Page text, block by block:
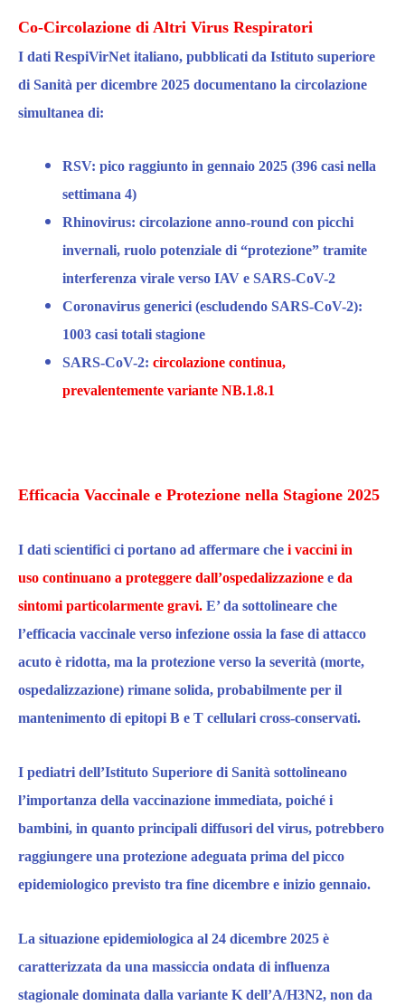
Co-Circolazione di Altri Virus Respiratori
I dati RespiVirNet italiano, pubblicati da Istituto superiore
di Sanità per dicembre 2025 documentano la circolazione
simultanea di:
RSV: pico raggiunto in gennaio 2025 (396 casi nella
settimana 4)
Rhinovirus: circolazione anno-round con picchi
invernali, ruolo potenziale di “protezione” tramite
interferenza virale verso IAV e SARS-CoV-2
Coronavirus generici (escludendo SARS-CoV-2):
1003 casi totali stagione
SARS-CoV-2: circolazione continua,
prevalentemente variante NB.1.8.1
Efficacia Vaccinale e Protezione nella Stagione 2025
I dati scientifici ci portano ad affermare che i vaccini in
uso continuano a proteggere dall’ospedalizzazione e da
sintomi particolarmente gravi. E’ da sottolineare che
l’efficacia vaccinale verso infezione ossia la fase di attacco
acuto è ridotta, ma la protezione verso la severità (morte,
ospedalizzazione) rimane solida, probabilmente per il
mantenimento di epitopi B e T cellulari cross-conservati.​
I pediatri dell’Istituto Superiore di Sanità sottolineano
l’importanza della vaccinazione immediata, poiché i
bambini, in quanto principali diffusori del virus, potrebbero
raggiungere una protezione adeguata prima del picco
epidemiologico previsto tra fine dicembre e inizio gennaio.
La situazione epidemiologica al 24 dicembre 2025 è
caratterizzata da una massiccia ondata di influenza
stagionale dominata dalla variante K dell’A/H3N2, non da